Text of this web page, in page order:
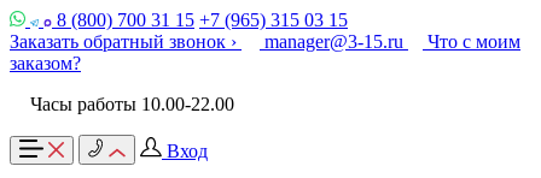
8 (800) 700 31 15 +7 (965) 315 03 15
Заказать обратный звонок ›
manager@3-15.ru
Что с моим
заказом?
Часы работы 10.00-22.00
Вход